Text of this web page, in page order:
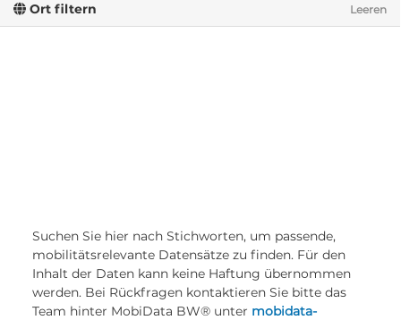
Ort filtern Leeren
Suchen Sie hier nach Stichworten, um passende,
mobilitätsrelevante Datensätze zu finden. Für den
Inhalt der Daten kann keine Haftung übernommen
werden. Bei Rückfragen kontaktieren Sie bitte das
Team hinter MobiData BW® unter mobidata-